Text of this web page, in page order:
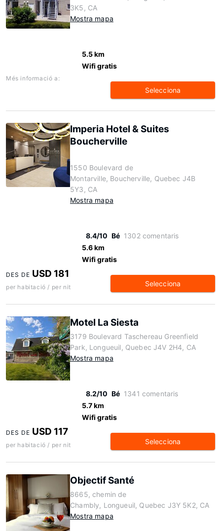
3K5, CA
Mostra mapa
5.5 km
Wifi gratis
Més informació a:
Selecciona
Imperia Hotel & Suites
Boucherville
1550 Boulevard de
Montarville, Boucherville, Quebec J4B
5Y3, CA
Mostra mapa
8.4/10 Bé 1302 comentaris
5.6 km
Wifi gratis
DES DE USD 181
per habitació / per nit Selecciona
Motel La Siesta
3179 Boulevard Taschereau Greenfield
Park, Longueuil, Quebec J4V 2H4, CA
Mostra mapa
8.2/10 Bé 1341 comentaris
5.7 km
Wifi gratis
DES DE USD 117
per habitació / per nit Selecciona
Objectif Santé
8665, chemin de
Chambly, Longueuil, Quebec J3Y 5K2, CA
Mostra mapa